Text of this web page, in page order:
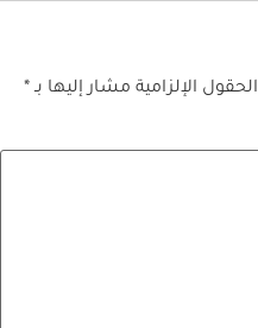
الحقول الإلزامية مشار إليها بـ*